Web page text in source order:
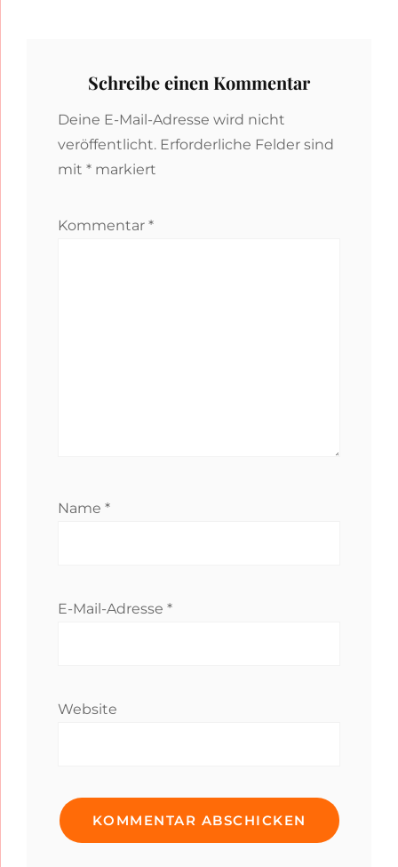
Schreibe einen Kommentar
Deine E-Mail-Adresse wird nicht
veröffentlicht. Erforderliche Felder sind
mit * markiert
Kommentar *
Name *
E-Mail-Adresse *
Website